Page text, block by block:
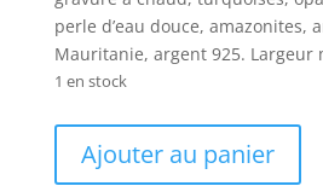
perle d’eau douce, amazonites,
Mauritanie, argent 925. Largeur
1 en stock
Ajouter au panier